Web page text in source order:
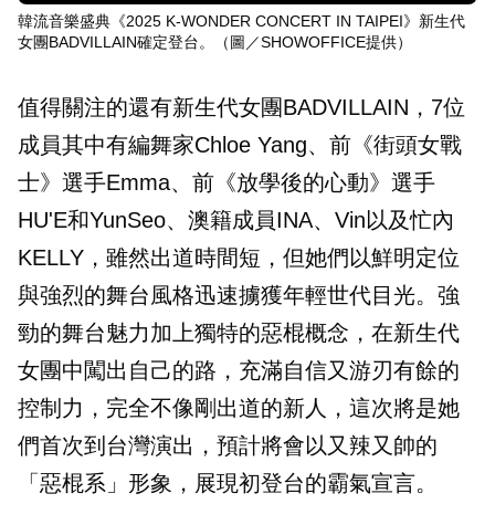
韓流音樂盛典《2025 K-WONDER CONCERT IN TAIPEI》新生代
女團BADVILLAIN確定登台。（圖／SHOWOFFICE提供）
值得關注的還有新生代女團BADVILLAIN，7位
成員其中有編舞家Chloe Yang、前《街頭女戰
士》選手Emma、前《放學後的心動》選手
HU'E和YunSeo、澳籍成員INA、Vin以及忙內
KELLY，雖然出道時間短，但她們以鮮明定位
與強烈的舞台風格迅速擄獲年輕世代目光。強
勁的舞台魅力加上獨特的惡棍概念，在新生代
女團中闖出自己的路，充滿自信又游刃有餘的
控制力，完全不像剛出道的新人，這次將是她
們首次到台灣演出，預計將會以又辣又帥的
「惡棍系」形象，展現初登台的霸氣宣言。